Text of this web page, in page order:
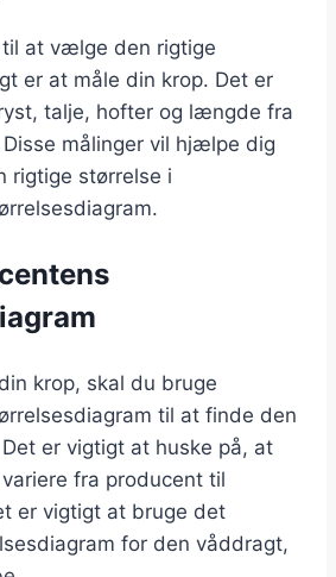
at vælge den rigtige
er at måle din krop. Det er
talje, hofter og længde fra
målinger vil hjælpe dig
rigtige størrelse i
krop, skal du bruge
til at finde den
er vigtigt at huske på, at
fra producent til
er vigtigt at bruge det
for den våddragt,